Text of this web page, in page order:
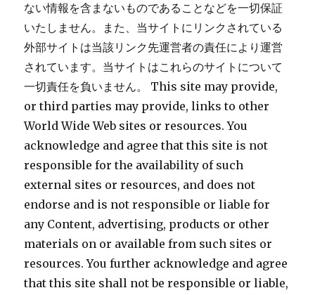
ない情報を含まないものであることなどを一切保証
いたしません。また、当サイトにリンクされている
外部サイトは当該リンク先運営者の責任により運営
されています。当サイトはこれらのサイトについて
一切責任を負いません。 This site may provide,
or third parties may provide, links to other
World Wide Web sites or resources. You
acknowledge and agree that this site is not
responsible for the availability of such
external sites or resources, and does not
endorse and is not responsible or liable for
any Content, advertising, products or other
materials on or available from such sites or
resources. You further acknowledge and agree
that this site shall not be responsible or liable,